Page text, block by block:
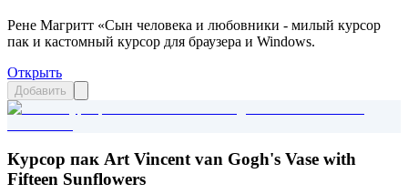
Рене Магритт «Сын человека и любовники - милый курсор
пак и кастомный курсор для браузера и Windows.
Открыть
Добавить
Курсор пак Art Vincent van Gogh's Vase with
Fifteen Sunflowers